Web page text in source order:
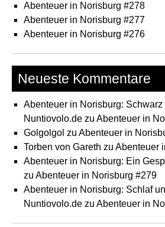
Abenteuer in Norisburg #278
Abenteuer in Norisburg #277
Abenteuer in Norisburg #276
Neueste Kommentare
Abenteuer in Norisburg: Schwarz
Nuntiovolo.de zu Abenteuer in
Golgolgol zu Abenteuer in
Torben von Gareth zu Abenteuer
Abenteuer in Norisburg: Ein
zu Abenteuer in Norisburg #279
Abenteuer in Norisburg: Schlaf
Nuntiovolo.de zu Abenteuer in